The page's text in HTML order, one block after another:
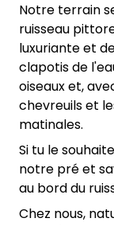
Notre terrain
ruisseau
luxuriante et
clapotis de
oiseaux et,
chevreuils et
matinales.
Si tu le
notre pré et
au bord du
Chez nous,